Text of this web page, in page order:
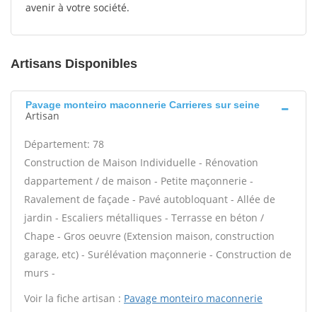
avenir à votre société.
Artisans Disponibles
Pavage monteiro maconnerie Carrieres sur seine
Artisan
Département: 78
Construction de Maison Individuelle - Rénovation
dappartement / de maison - Petite maçonnerie -
Ravalement de façade - Pavé autobloquant - Allée de
jardin - Escaliers métalliques - Terrasse en béton /
Chape - Gros oeuvre (Extension maison, construction
garage, etc) - Surélévation maçonnerie - Construction de
murs -
Voir la fiche artisan : Pavage monteiro maconnerie